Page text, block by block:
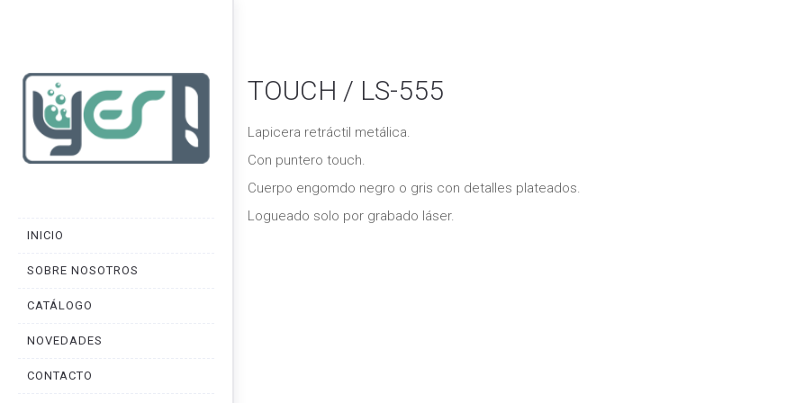
INICIO
SOBRE NOSOTROS
CATÁLOGO
NOVEDADES
CONTACTO
TOUCH / LS-555
Lapicera retráctil metálica.
Con puntero touch.
Cuerpo engomdo negro o gris con detalles plateados.
Logueado solo por grabado láser.